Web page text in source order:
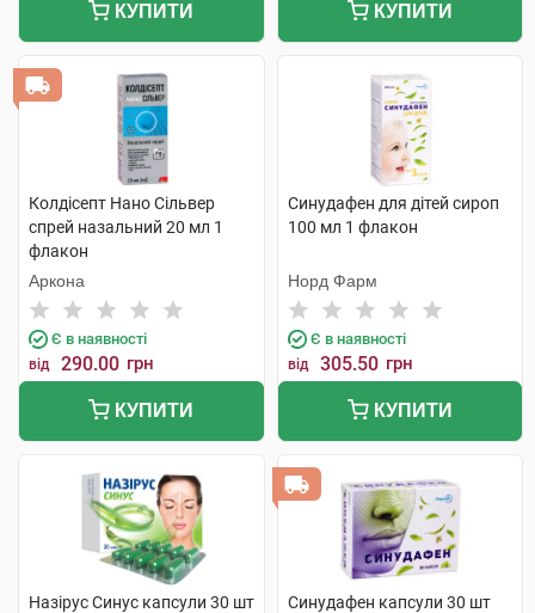
КУПИТИ КУПИТИ
Колдісепт Нано Сільвер
спрей назальний 20 мл 1
флакон
Аркона
Є в наявності
від 290.00 грн
КУПИТИ
Синудафен для дітей сироп
100 мл 1 флакон
Норд Фарм
Є в наявності
від 305.50 грн
КУПИТИ
Назірус Синус капсули 30 шт Синудафен капсули 30 шт